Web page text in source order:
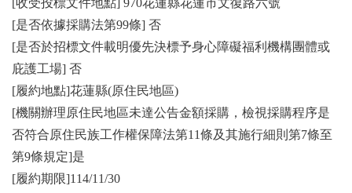
[收受投標文件地點] 970花蓮縣花蓮市文復路六號
[是否依據採購法第99條] 否
[是否於招標文件載明優先決標予身心障礙福利機構團體或
庇護工場] 否
[履約地點]花蓮縣(原住民地區)
[機關辦理原住民地區未達公告金額採購，檢視採購程序是
否符合原住民族工作權保障法第11條及其施行細則第7條至
第9條規定]是
[履約期限]114/11/30